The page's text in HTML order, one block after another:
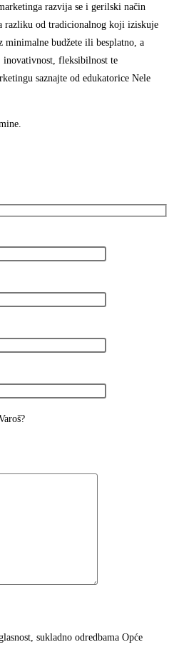
razvija se i gerilski način
razliku od tradicionalnog koji iziskuje
budžete ili besplatno a
inovativnost, fleksibilnost te
saznajte od edukatorice Nele
sukladno odredbama Opće